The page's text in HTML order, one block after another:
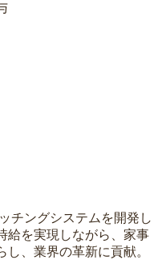
チングシステムを開発し
給を実現しながら、家事
、業界の革新に貢献。